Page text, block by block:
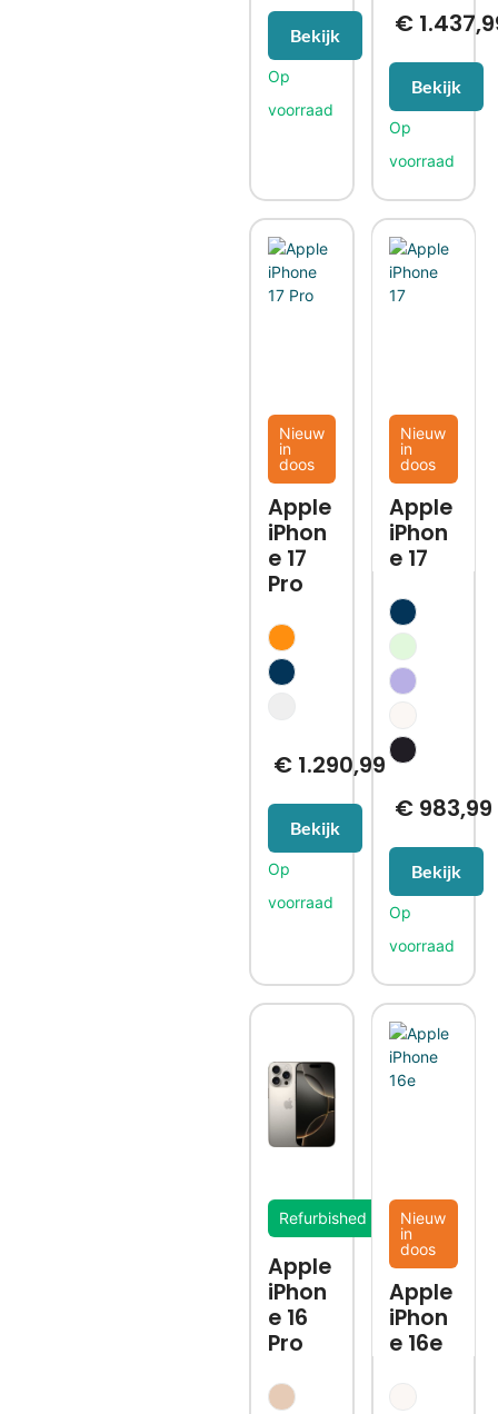
Bekijk €
Bekijk
Nieuw
in
doos
Apple
iPhon
e 17
Pro
€1.290,99
Bekijk
Nieuw
in
doos
Apple
iPhon
e 17
€ 983,99
Bekijk
Refurbished
Apple
iPhon
e 16
Pro
Nieuw
in
doos
Apple
iPhon
e 16e